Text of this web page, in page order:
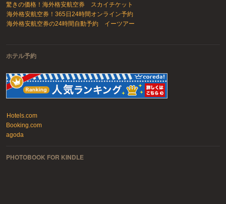
驚きの価格！海外格安航空券 スカイチケット
海外格安航空券！365日24時間オンライン予約
海外格安航空券の24時間自動予約 イーツアー
ホテル予約
Hotels.com
Booking.com
agoda
PHOTOBOOK FOR KINDLE